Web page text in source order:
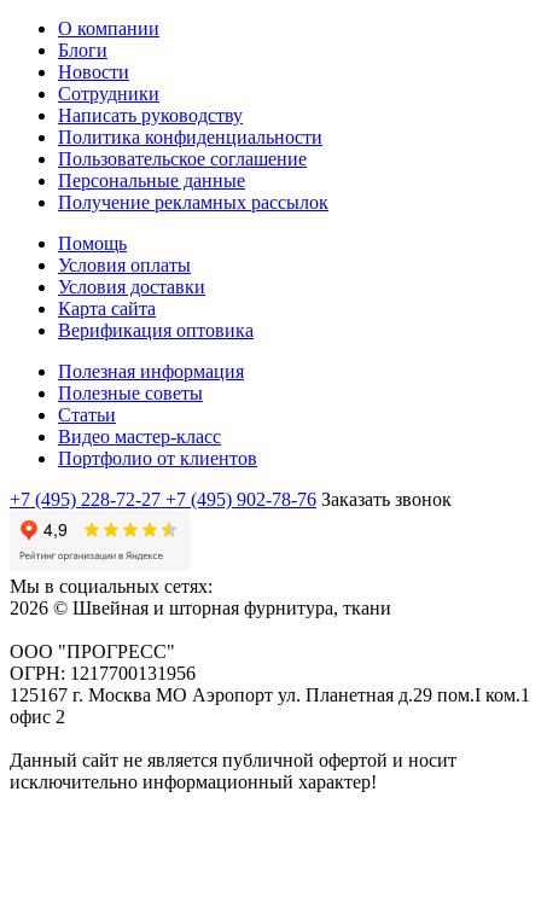
О компании
Блоги
Новости
Сотрудники
Написать руководству
Политика конфиденциальности
Пользовательское соглашение
Персональные данные
Получение рекламных рассылок
Помощь
Условия оплаты
Условия доставки
Карта сайта
Верификация оптовика
Полезная информация
Полезные советы
Статьи
Видео мастер-класс
Портфолио от клиентов
+7 (495) 228-72-27 +7 (495) 902-78-76 Заказать звонок
Мы в социальных сетях:
2026 © Швейная и шторная фурнитура, ткани
ООО "ПРОГРЕСС"
ОГРН: 1217700131956
125167 г. Москва МО Аэропорт ул. Планетная д.29 пом.I ком.1
офис 2
Данный сайт не является публичной офертой и носит
исключительно информационный характер!